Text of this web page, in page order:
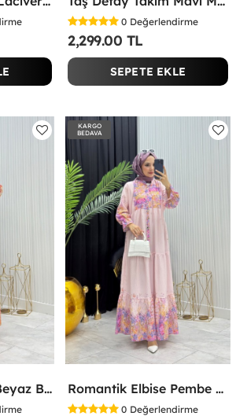
0 Değerlendirme
2,299.00 TL
SEPETE EKLE
Romantik Elbise Beyaz Beyaz
KARGO
BEDAVA
Romantik Elbise Pembe Pembe
0 Değerlendirme